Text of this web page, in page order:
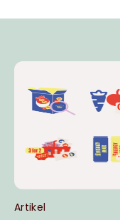
Artikel